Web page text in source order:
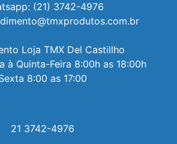
(21) 3742-4976
Loja TMX Del Castillho
à Quinta-Feira 8:00h as 18:00h
8:00 as 17:00
21 3742-4976